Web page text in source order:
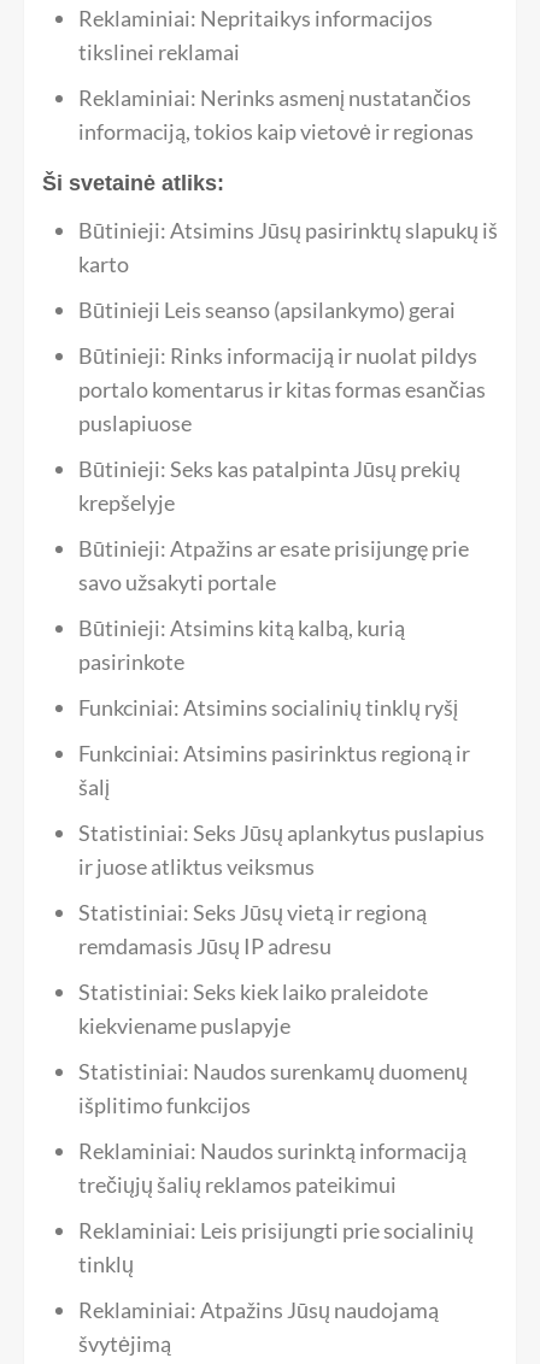
Reklaminiai: Nepritaikys informacijos
tikslinei reklamai
Reklaminiai: Nerinks asmenį nustatančios
informaciją, tokios kaip vietovė ir regionas
Ši svetainė atliks:
Būtinieji: Atsimins Jūsų pasirinktų slapukų iš
karto
Būtinieji Leis seanso (apsilankymo) gerai
Būtinieji: Rinks informaciją ir nuolat pildys
portalo komentarus ir kitas formas esančias
puslapiuose
Būtinieji: Seks kas patalpinta Jūsų prekių
krepšelyje
Būtinieji: Atpažins ar esate prisijungę prie
savo užsakyti portale
Būtinieji: Atsimins kitą kalbą, kurią
pasirinkote
Funkciniai: Atsimins socialinių tinklų ryšį
Funkciniai: Atsimins pasirinktus regioną ir
šalį
Statistiniai: Seks Jūsų aplankytus puslapius
ir juose atliktus veiksmus
Statistiniai: Seks Jūsų vietą ir regioną
remdamasis Jūsų IP adresu
Statistiniai: Seks kiek laiko praleidote
kiekviename puslapyje
Statistiniai: Naudos surenkamų duomenų
išplitimo funkcijos
Reklaminiai: Naudos surinktą informaciją
trečiųjų šalių reklamos pateikimui
Reklaminiai: Leis prisijungti prie socialinių
tinklų
Reklaminiai: Atpažins Jūsų naudojamą
švytėjimą